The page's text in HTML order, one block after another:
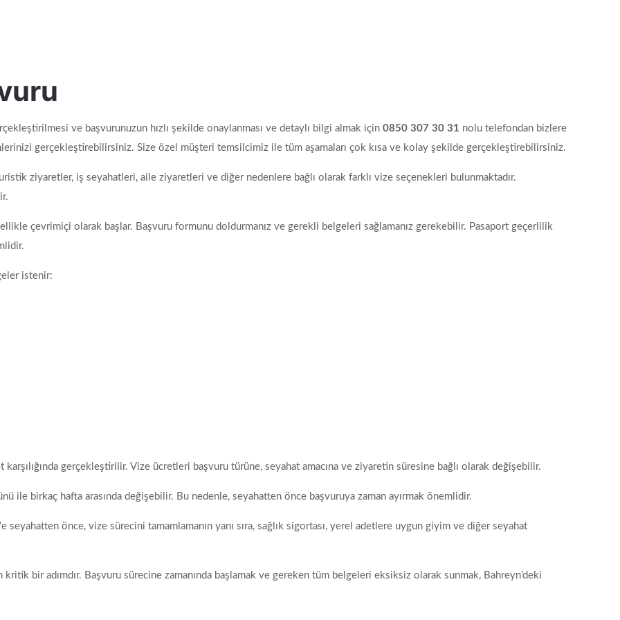
ve başvurunuzun hızlı şekilde onaylanması ve detaylı bilgi almak için0850 307 30 31 nolu telefondan bizlere
gerçekleştirebilirsiniz. Size özel müşteri temsilcimiz ile tüm aşamaları çok kısa ve kolay şekilde gerçekleştirebilirsiniz.
ziyaretler, iş seyahatleri, aile ziyaretleri ve diğer nedenlere bağlı olarak farklı vize seçenekleri bulunmaktadır.
çevrimiçi olarak başlar. Başvuru formunu doldurmanız ve gerekli belgeleri sağlamanız gerekebilir. Pasaport geçerlilik
istenir:
gerçekleştirilir. Vize ücretleri başvuru türüne, seyahat amacına ve ziyaretin süresine bağlı olarak değişebilir.
ile birkaç hafta arasında değişebilir. Bu nedenle, seyahatten önce başvuruya zaman ayırmak önemlidir.
seyahatten önce, vize sürecini tamamlamanın yanı sıra, sağlık sigortası, yerel adetlere uygun giyim ve diğer seyahat
bir adımdır. Başvuru sürecine zamanında başlamak ve gereken tüm belgeleri eksiksiz olarak sunmak, Bahreyn’deki